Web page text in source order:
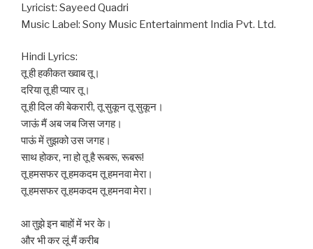
Lyricist: Sayeed Quadri
Music Label: Sony Music Entertainment India Pvt. Ltd.
Hindi Lyrics:
तू ही हकीकत ख्वाब तू।
दरिया तू ही प्यार तू।
तू ही दिल की बेकरारी, तू सुकून तू सुकून।
जाऊं मैं अब जब जिस जगह।
पाऊं में तुझको उस जगह।
साथ होकर, ना हो तू है रूबरू, रूबरू!
तू हमसफर तू हमकदम तू हमनवा मेरा।
तू हमसफर तू हमकदम तू हमनवा मेरा।
आ तुझे इन बाहों में भर के।
और भी कर लूं मैं करीब